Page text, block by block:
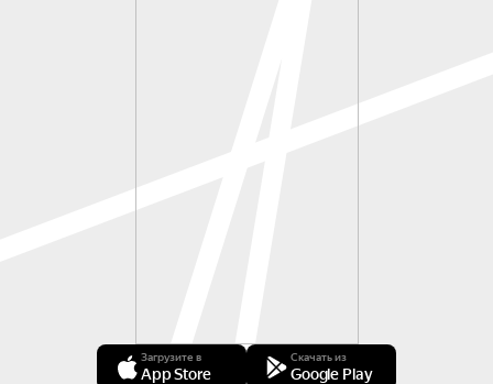
Загрузите в
App Store
Скачать из
Google Play